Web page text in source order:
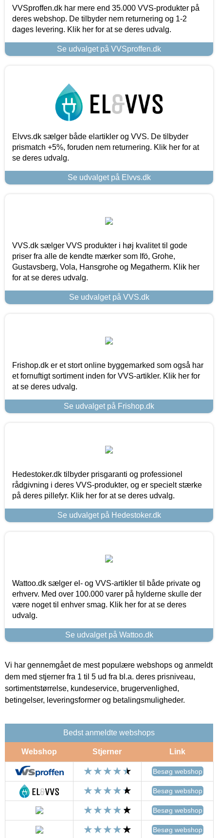
VVSproffen.dk har mere end 35.000 VVS-produkter på
deres webshop. De tilbyder nem returnering og 1-2
dages levering. Klik her for at se deres udvalg.
Se udvalget på VVSproffen.dk
Elvvs.dk sælger både elartikler og VVS. De tilbyder
prismatch +5%, foruden nem returnering. Klik her for at
se deres udvalg.
Se udvalget på Elvvs.dk
VVS.dk sælger VVS produkter i høj kvalitet til gode
priser fra alle de kendte mærker som Ifö, Grohe,
Gustavsberg, Vola, Hansgrohe og Megatherm. Klik her
for at se deres udvalg.
Se udvalget på VVS.dk
Frishop.dk er et stort online byggemarked som også har
et fornuftigt sortiment inden for VVS-artikler. Klik her for
at se deres udvalg.
Se udvalget på Frishop.dk
Hedestoker.dk tilbyder prisgaranti og professionel
rådgivning i deres VVS-produkter, og er specielt stærke
på deres pillefyr. Klik her for at se deres udvalg.
Se udvalget på Hedestoker.dk
Wattoo.dk sælger el- og VVS-artikler til både private og
erhverv. Med over 100.000 varer på hylderne skulle der
være noget til enhver smag. Klik her for at se deres
udvalg.
Se udvalget på Wattoo.dk
Vi har gennemgået de mest populære webshops og anmeldt
dem med stjerner fra 1 til 5 ud fra bl.a. deres prisniveau,
sortimentstørrelse, kundeservice, brugervenlighed,
betingelser, leveringsformer og betalingsmuligheder.
Bedst anmeldte webshops
Webshop Stjerner Link
Besøg webshop
Besøg webshop
Besøg webshop
Besøg webshop